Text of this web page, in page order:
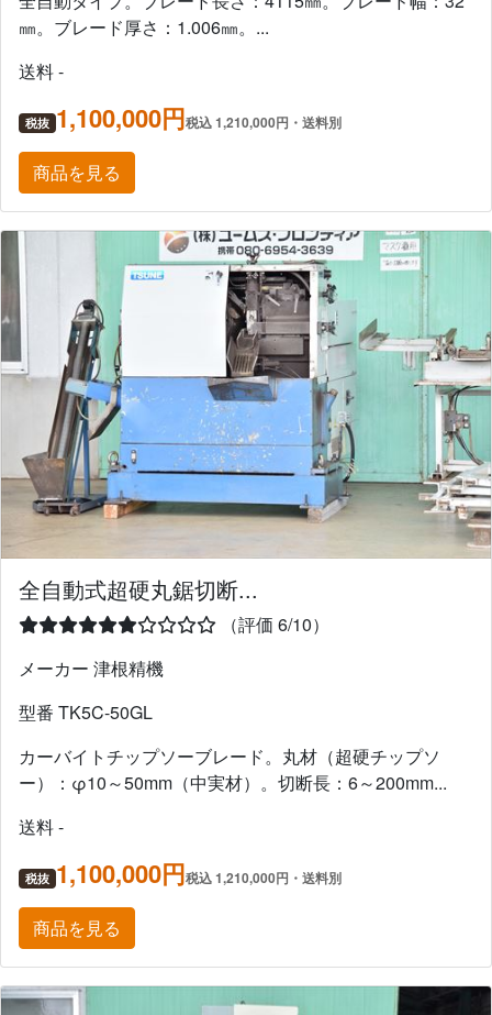
㎜。ブレード厚さ：1.006㎜。...
送料 -
税抜 1,100,000円税込 1,210,000円・送料別
商品を見る
全自動式超硬丸鋸切断...
（評価 6/10）
メーカー 津根精機
型番 TK5C-50GL
カーバイトチップソーブレード。丸材（超硬チップソ
ー）：φ10～50mm（中実材）。切断長：6～200mm...
送料 -
税抜 1,100,000円税込 1,210,000円・送料別
商品を見る